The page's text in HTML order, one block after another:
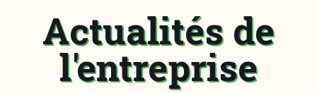
Actualités de
l'entreprise